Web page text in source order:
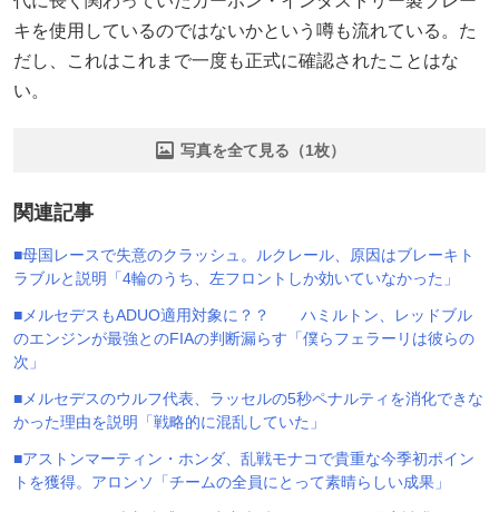
キを使用しているのではないかという噂も流れている。た
だし、これはこれまで一度も正式に確認されたことはな
い。
写真を全て見る（1枚）
関連記事
■母国レースで失意のクラッシュ。ルクレール、原因はブレーキト
ラブルと説明「4輪のうち、左フロントしか効いていなかった」
■メルセデスもADUO適用対象に？？ ハミルトン、レッドブル
のエンジンが最強とのFIAの判断漏らす「僕らフェラーリは彼らの
次」
■メルセデスのウルフ代表、ラッセルの5秒ペナルティを消化できな
かった理由を説明「戦略的に混乱していた」
■アストンマーティン・ホンダ、乱戦モナコで貴重な今季初ポイン
トを獲得。アロンソ「チームの全員にとって素晴らしい成果」